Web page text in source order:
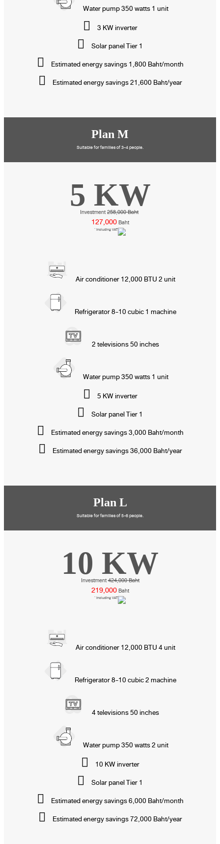
Water pump 350 watts 1 unit
3 KW inverter
Solar panel Tier 1
Estimated energy savings 1,800 Baht/month
Estimated energy savings 21,600 Baht/year
Plan M
Suitable for families of 3-4 people.
5 KW
Investment258,000 Baht
127,000Baht
* Including VAT
Air conditioner 12,000 BTU 2 unit
Refrigerator 8-10 cubic 1 machine
2 televisions 50 inches
Water pump 350 watts 1 unit
5 KW inverter
Solar panel Tier 1
Estimated energy savings 3,000 Baht/month
Estimated energy savings 36,000 Baht/year
Plan L
Suitable for families of 5-6 people.
10 KW
Investment424,000 Baht
219,000Baht
* Including VAT
Air conditioner 12,000 BTU 4 unit
Refrigerator 8-10 cubic 2 machine
4 televisions 50 inches
Water pump 350 watts 2 unit
10 KW inverter
Solar panel Tier 1
Estimated energy savings 6,000 Baht/month
Estimated energy savings 72,000 Baht/year